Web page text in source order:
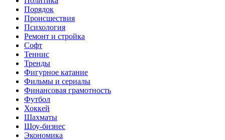
Порядок
Происшествия
Психология
Ремонт и стройка
Софт
Теннис
Тренды
Фигурное катание
Фильмы и сериалы
Финансовая грамотность
Футбол
Хоккей
Шахматы
Шоу-бизнес
Экономика